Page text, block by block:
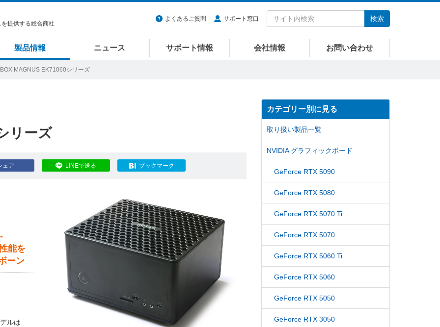
提供する総合商社
よくあるご質問 サポート窓口 検索
製品情報 ニュース サポート情報 会社情報 お問い合わせ
MAGNUS EK71060シリーズ
リーズ
ェア LINEで送る ブックマーク
能を
ーン
ルは
カテゴリー別に見る
取り扱い製品一覧
NVIDIA グラフィックボード
GeForce RTX 5090
GeForce RTX 5080
GeForce RTX 5070 Ti
GeForce RTX 5070
GeForce RTX 5060 Ti
GeForce RTX 5060
GeForce RTX 5050
GeForce RTX 3050